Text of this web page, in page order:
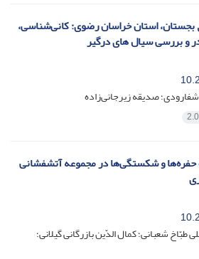
بجستان، استان خراسان رضوی: کانی‌شناسی،
و بررسی سیال های درگیر
صدیقه زیرجانی‌زاده
حفره‌ها و شکستگی‌ها در مجموعه آتشفشانی
طبّاخ شعبانی؛ کمال الدّین بازرگانی گیلانی؛